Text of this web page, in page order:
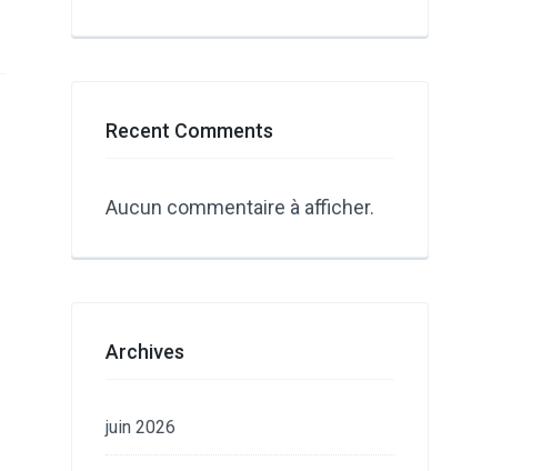
Recent Comments
Aucun commentaire à afficher.
Archives
juin 2026